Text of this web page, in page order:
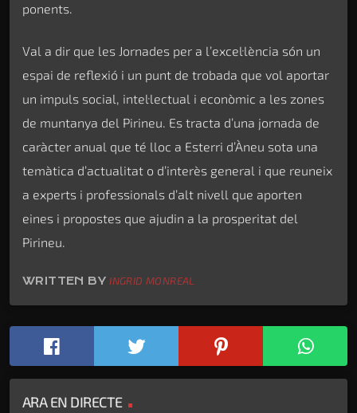
ponents.
Val a dir que les Jornades per a l’excel·lència són un
espai de reflexió i un punt de trobada que vol aportar
un impuls social, intel·lectual i econòmic a les zones
de muntanya del Pirineu. Es tracta d’una jornada de
caràcter anual que té lloc a Esterri d’Àneu sota una
temàtica d’actualitat o d’interès general i que reuneix
a experts i professionals d’alt nivell que aporten
eines i propostes que ajudin a la prosperitat del
Pirineu.
WRITTEN BYINGRID MONREAL
ARA EN DIRECTE